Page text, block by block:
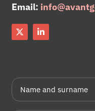
Email: